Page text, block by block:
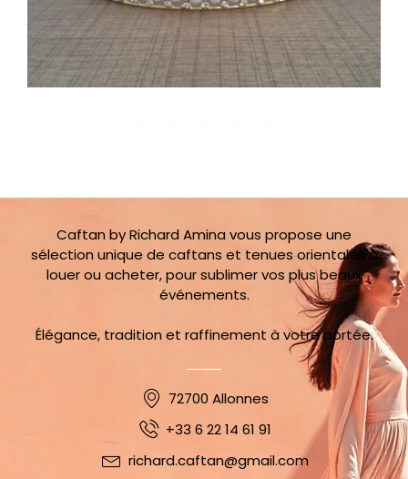
Caftan by Richard Amina vous propose une
sélection unique de caftans et tenues orientales à
louer ou acheter, pour sublimer vos plus beaux
événements.
Élégance, tradition et raffinement à votre portée.
72700 Allonnes
+33 6 22 14 61 91
richard.caftan@gmail.com